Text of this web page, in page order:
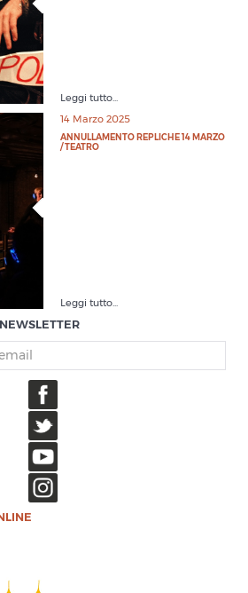
Leggi tutto...
14 Marzo 2025
ANNULLAMENTO REPLICHE 14 MARZO
/ TEATRO
Leggi tutto...